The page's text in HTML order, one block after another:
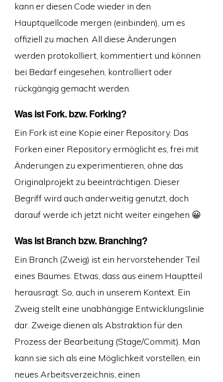
kann er diesen Code wieder in den
Hauptquellcode mergen (einbinden), um es
offiziell zu machen. All diese Änderungen
werden protokolliert, kommentiert und können
bei Bedarf eingesehen, kontrolliert oder
rückgängig gemacht werden.
Was ist Fork. bzw. Forking?
Ein Fork ist eine Kopie einer Repository. Das
Forken einer Repository ermöglicht es, frei mit
Änderungen zu experimentieren, ohne das
Originalprojekt zu beeinträchtigen. Dieser
Begriff wird auch anderweitig genutzt, doch
darauf werde ich jetzt nicht weiter eingehen 😀
Was ist Branch bzw. Branching?
Ein Branch (Zweig) ist ein hervorstehender Teil
eines Baumes. Etwas, dass aus einem Hauptteil
herausragt. So, auch in unserem Kontext. Ein
Zweig stellt eine unabhängige Entwicklungslinie
dar. Zweige dienen als Abstraktion für den
Prozess der Bearbeitung (Stage/Commit). Man
kann sie sich als eine Möglichkeit vorstellen, ein
neues Arbeitsverzeichnis, einen